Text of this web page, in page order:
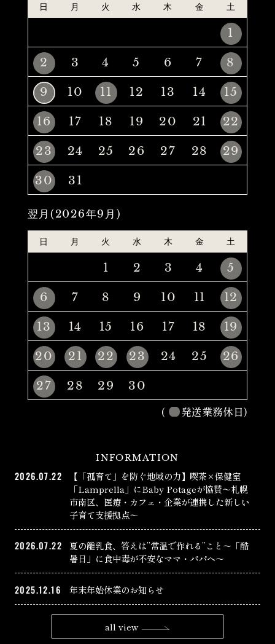
日 月 火 水 木 金 土
1
2
3 4 5 6 7
8
9
10 11 12 13 14
15
16
17 18 19 20 21
22
23
24 25 26 27 28
29
30
31
翌月(2026年9月)
日 月 火 水 木 金 土
1 2 3 4
5
6
7 8 9 10 11
12
13
14 15 16 17 18
19
20
21 22 23 24 25
26
27
28 29
30
(
発送業務休日)
INFORMATION
2026.07.22
【「孤育て」を防ぐ地域の力】喫茶×保健室
「Lamprella」にBaby Potageが協賛〜札幌
市南区、医療・カフェ・企業が連携した新しい
子育て支援拠点〜
2026.07.22
夏の離乳食、答えは”常温で作れる”こと〜「酷
暑日」に食中毒が不安なママ・パパへ〜
2025.12.16 年末年始休業のお知らせ
all view